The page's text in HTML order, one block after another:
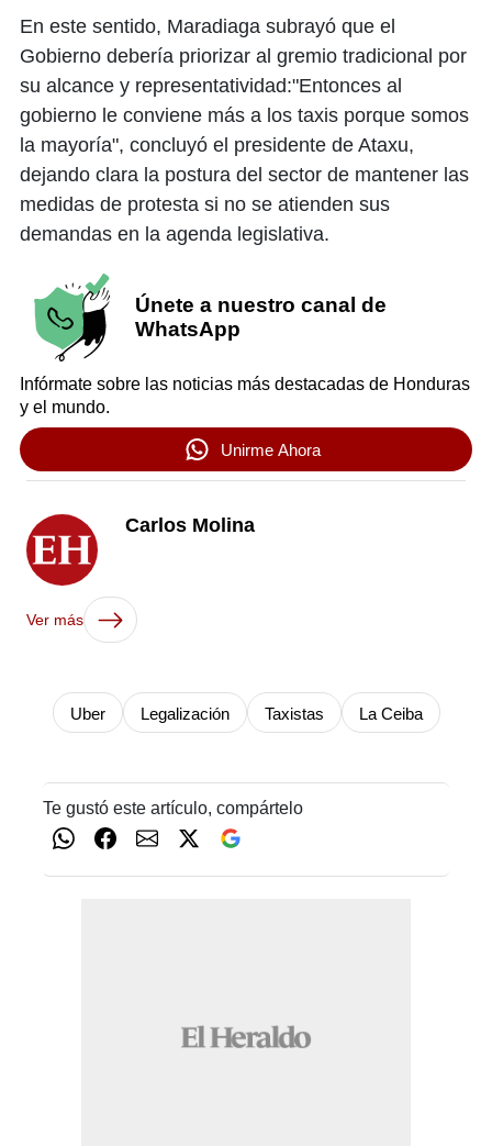
En este sentido, Maradiaga subrayó que el
Gobierno debería priorizar al gremio tradicional por
su alcance y representatividad:​"Entonces al
gobierno le conviene más a los taxis porque somos
la mayoría", concluyó el presidente de Ataxu,
dejando clara la postura del sector de mantener las
medidas de protesta si no se atienden sus
demandas en la agenda legislativa.
Únete a nuestro canal de
WhatsApp
Infórmate sobre las noticias más destacadas de Honduras
y el mundo.
Unirme Ahora
Carlos Molina
Ver más
Uber Legalización Taxistas La Ceiba
Te gustó este artículo, compártelo